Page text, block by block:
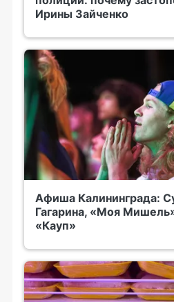
Ирины Зайченко
Афиша Калининграда:
Гагарина, «Моя
«Кауп»